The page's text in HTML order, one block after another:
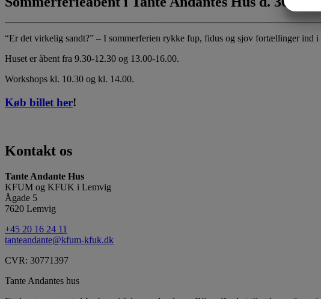
“Er det virkelig sandt?” – I sommerferien rykke fup, fidus og sjov fortællinger ind i
Huset er åbent fra 9.30-12.30 og 13.00-16.00.
Workshops kl. 10.30 og kl. 14.00.
Køb billet her!
Kontakt os
Tante Andante Hus
KFUM og KFUK i Lemvig
Ågade 5
7620 Lemvig
+45 20 16 24 11
tanteandante@kfum-kfuk.dk
CVR: 30771397
Tante Andantes hus